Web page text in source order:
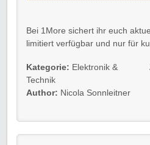
Bei 1More sichert ihr euch
limitiert verfügbar und nur für
Details 💡
🎧 15 % auf alle Produkte
Kategorie: Elektronik &
Technik
Author: Nicola Sonnleitner